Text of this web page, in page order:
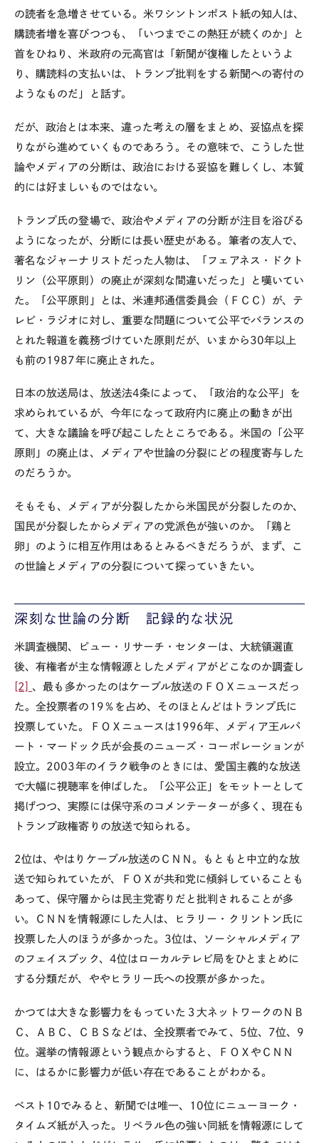
の読者を急増させている。米ワシントンポスト紙の知人は、
購読者増を喜びつつも、「いつまでこの熱狂が続くのか」と
首をひねり、米政府の元高官は「新聞が復権したというよ
り、購読料の支払いは、トランプ批判をする新聞への寄付の
ようなものだ」と話す。
だが、政治とは本来、違った考えの層をまとめ、妥協点を探
りながら進めていくものであろう。その意味で、こうした世
論やメディアの分断は、政治における妥協を難しくし、本質
的には好ましいものではない。
トランプ氏の登場で、政治やメディアの分断が注目を浴びる
ようになったが、分断には長い歴史がある。筆者の友人で、
著名なジャーナリストだった人物は、「フェアネス・ドクト
リン（公平原則）の廃止が深刻な間違いだった」と嘆いてい
た。「公平原則」とは、米連邦通信委員会（ＦＣＣ）が、テ
レビ・ラジオに対し、重要な問題について公平でバランスの
とれた報道を義務づけていた原則だが、いまから30年以上
も前の1987年に廃止された。
日本の放送局は、放送法4条によって、「政治的な公平」を
求められているが、今年になって政府内に廃止の動きが出
て、大きな議論を呼び起こしたところである。米国の「公平
原則」の廃止は、メディアや世論の分裂にどの程度寄与した
のだろうか。
そもそも、メディアが分裂したから米国民が分裂したのか、
国民が分裂したからメディアの党派色が強いのか。「鶏と
卵」のように相互作用はあるとみるべきだろうが、まず、こ
の世論とメディアの分裂について探っていきたい。
深刻な世論の分断 記録的な状況
米調査機関、ピュー・リサーチ・センターは、大統領選直
後、有権者が主な情報源としたメディアがどこなのか調査し
[2] 、最も多かったのはケーブル放送のＦＯＸニュースだっ
た。全投票者の19％を占め、そのほとんどはトランプ氏に
投票していた。ＦＯＸニュースは1996年、メディア王ルパ
ート・マードック氏が会長のニューズ・コーポレーションが
設立。2003年のイラク戦争のときには、愛国主義的な放送
で大幅に視聴率を伸ばした。「公平公正」をモットーとして
掲げつつ、実際には保守系のコメンテーターが多く、現在も
トランプ政権寄りの放送で知られる。
2位は、やはりケーブル放送のＣＮＮ。もともと中立的な放
送で知られていたが、ＦＯＸが共和党に傾斜していることも
あって、保守層からは民主党寄りだと批判されることが多
い。ＣＮＮを情報源にした人は、ヒラリー・クリントン氏に
投票した人のほうが多かった。3位は、ソーシャルメディア
のフェイスブック、4位はローカルテレビ局をひとまとめに
する分類だが、ややヒラリー氏への投票が多かった。
かつては大きな影響力をもっていた３大ネットワークのＮＢ
Ｃ、ＡＢＣ、ＣＢＳなどは、全投票者でみて、5位、7位、9
位。選挙の情報源という観点からすると、ＦＯＸやＣＮＮ
に、はるかに影響力が低い存在であることがわかる。
ベスト10でみると、新聞では唯一、10位にニューヨーク・
タイムズ紙が入った。リベラル色の強い同紙を情報源にして